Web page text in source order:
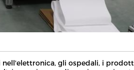
gli ospedali, i